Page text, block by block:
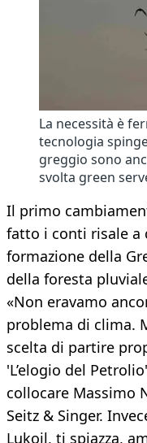
La necessità è
tecnologia
greggio sono
svolta green
Il primo
fatto i conti risale a
formazione della
della foresta
«Non eravamo
problema di clima.
scelta di partire
'L’elogio del
collocare Massimo
Seitz & Singer.
Lukoil, ti spiazza,